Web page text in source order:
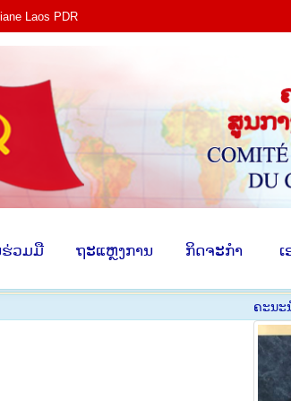
Laos PDR
ຮ່ວມ​ມື ​ຖະ​ແຫຼງ​ການ ​ກິດ​ຈະ​ກຳ
ຄະ​ນະ​
​ການ​ຮ່ວມ​ມື ​ຖະ​ແຫຼງ​ການ ກິດ​ຈ